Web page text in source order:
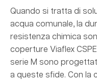
Quando si tratta di
acqua comunale, la
resistenza chimica
coperture Viaflex
serie M sono
a queste sfide. Con la